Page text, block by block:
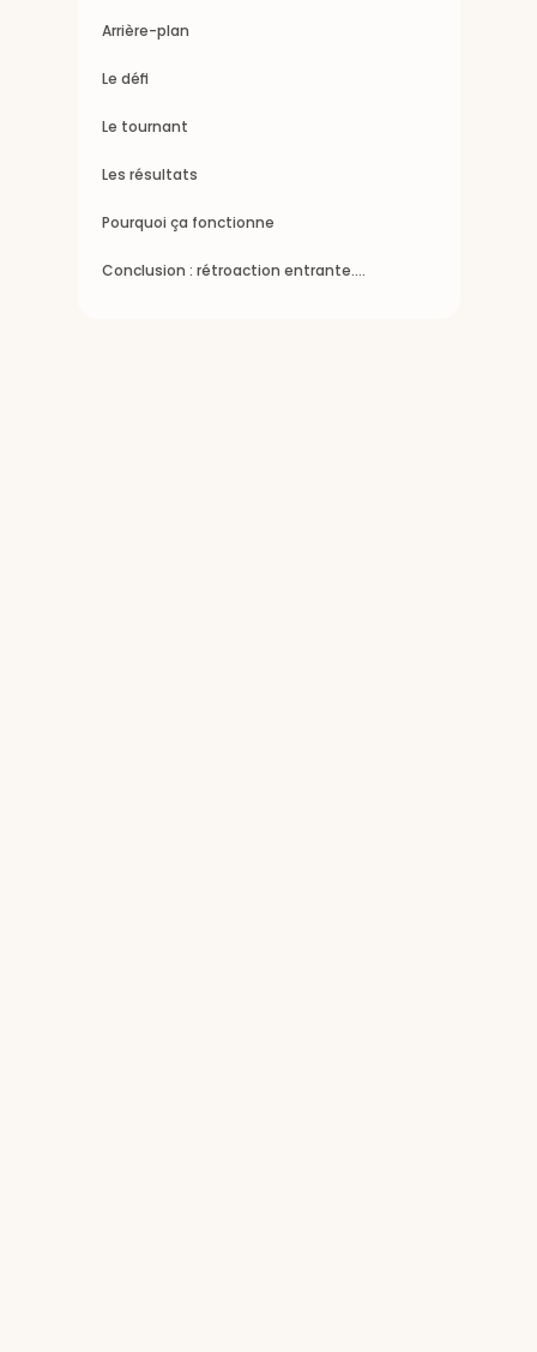
Arrière-plan
Le défi
Le tournant
Les résultats
Pourquoi ça fonctionne
Conclusion : rétroaction entrante.